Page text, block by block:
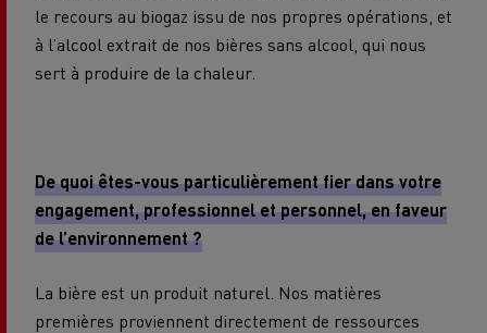
le recours au biogaz issu de nos propres opérations, et
à l’alcool extrait de nos bières sans alcool, qui nous
sert à produire de la chaleur.
De quoi êtes-vous particulièrement fier dans votre
engagement, professionnel et personnel, en faveur
de l’environnement ?
La bière est un produit naturel. Nos matières
premières proviennent directement de ressources